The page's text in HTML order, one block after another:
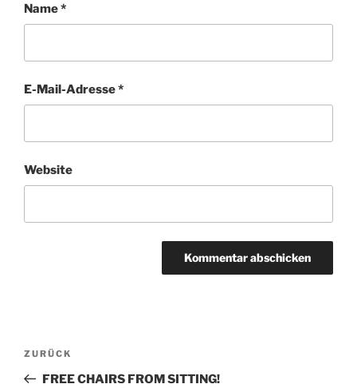
Name*
E-Mail-Adresse*
Website
Beitragsnavigation
Vorheriger
Beitrag
ZURÜCK
FREE CHAIRS FROM SITTING!